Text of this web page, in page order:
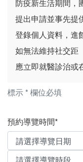
防疫新生活期間，
提出申請並事先提
登錄個人資料，進
如無法維持社交距
應立即就醫診治或
標示 * 欄位必填
預約導覽時間*